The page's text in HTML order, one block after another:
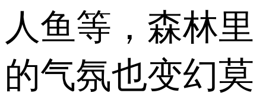
人鱼等，森林里
的气氛也变幻莫